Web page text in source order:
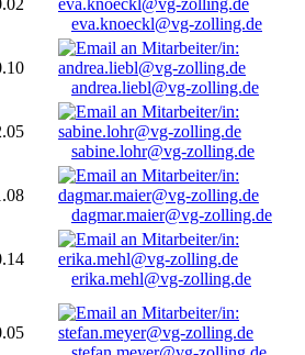
eva.knoeckl@vg-zolling.de
andrea.liebl@vg-zolling.de
sabine.lohr@vg-zolling.de
dagmar.maier@vg-zolling.de
erika.mehl@vg-zolling.de